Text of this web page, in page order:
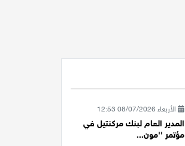
الأربعاء 08/07/2026 12:53
المدير العام لبنك مركنتيل في
مؤتمر ''مون...